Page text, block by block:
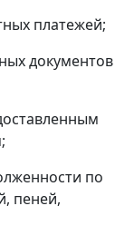
платежей;
документов
по
пеней,